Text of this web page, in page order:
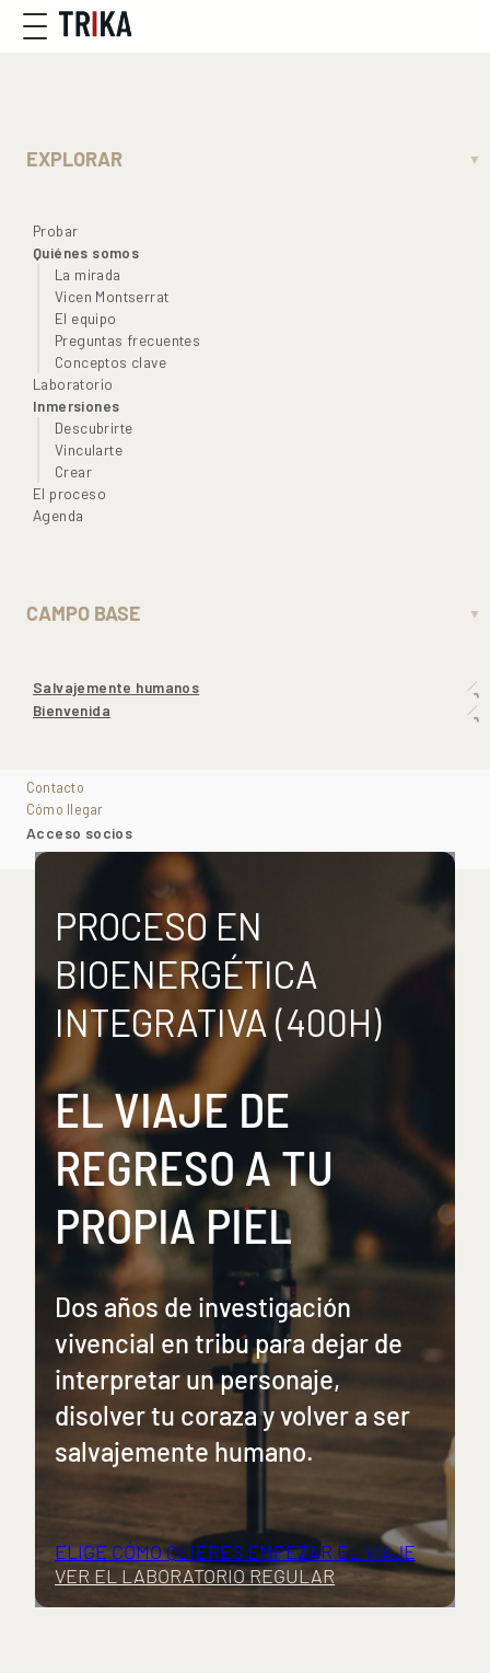
EXPLORAR ▼
Probar
Quiénes somos
La mirada
Vicen Montserrat
El equipo
Preguntas frecuentes
Conceptos clave
Laboratorio
Inmersiones
Descubrirte
Vincularte
Crear
El proceso
Agenda
CAMPO BASE ▼
Salvajemente humanos
Bienvenida
Contacto
Cómo llegar
Acceso socios
PROCESO EN
BIOENERGÉTICA
INTEGRATIVA (400H)
EL VIAJE DE
REGRESO A TU
PROPIA PIEL
Dos años de investigación
vivencial en tribu para dejar de
interpretar un personaje,
disolver tu coraza y volver a ser
salvajemente humano.
ELIGE CÓMO QUIERES EMPEZAR EL VIAJE
VER EL LABORATORIO REGULAR